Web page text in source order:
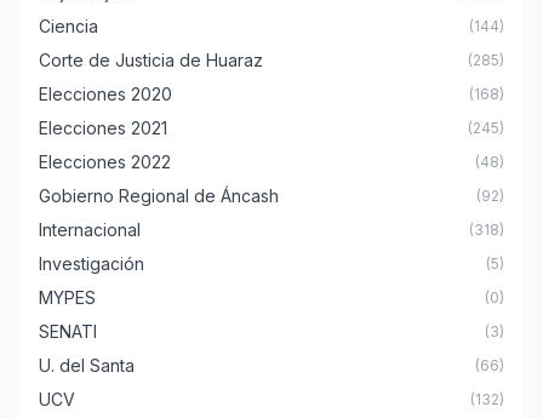
Ciencia (144)
Corte de Justicia de Huaraz (285)
Elecciones 2020 (168)
Elecciones 2021 (245)
Elecciones 2022 (48)
Gobierno Regional de Áncash (92)
Internacional (318)
Investigación (5)
MYPES (0)
SENATI (3)
U. del Santa (66)
UCV (132)